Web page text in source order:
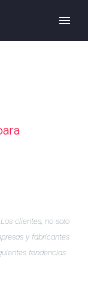
clientes, no solo
y fabricantes
tendencias